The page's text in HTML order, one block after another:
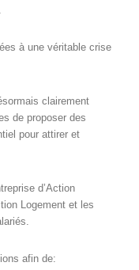
à une véritable crise
clairement
de proposer des
pour attirer et
d’Action
Logement et les
afin de: